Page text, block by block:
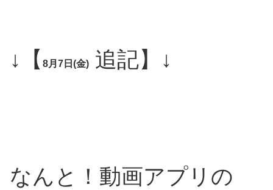
↓【 8月7日(金) 追記】↓
なんと！動画アプリの